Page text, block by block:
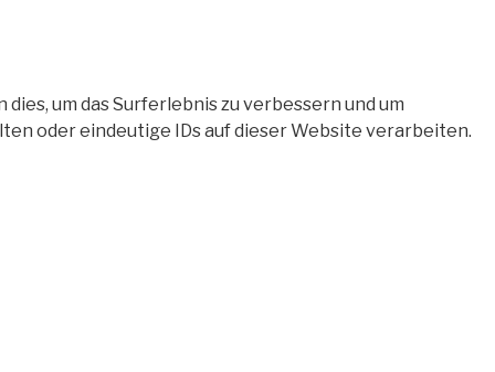
um das Surferlebnis zu verbessern und um
oder eindeutige IDs auf dieser Website verarbeiten.